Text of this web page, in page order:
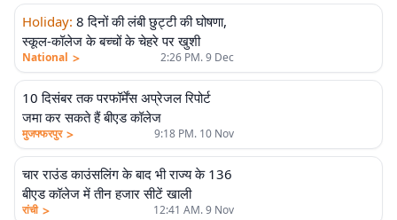
Holiday: 8 दिनों की लंबी छुट्टी की घोषणा,
स्कूल-कॉलेज के बच्चों के चेहरे पर खुशी
National > 2:26 PM. 9 Dec
10 दिसंबर तक परफॉर्मेंस अप्रेजल रिपोर्ट
जमा कर सकते हैं बीएड कॉलेज
मुजफ्फरपुर > 9:18 PM. 10 Nov
चार राउंड काउंसलिंग के बाद भी राज्य के 136
बीएड कॉलेज में तीन हजार सीटें खाली
रांची > 12:41 AM. 9 Nov